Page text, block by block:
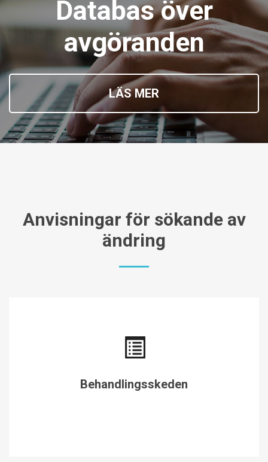
Databas över
avgöranden
LÄS MER
Anvisningar för sökande av
ändring
Behandlingsskeden